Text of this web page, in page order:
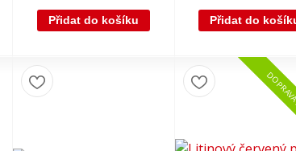
Přidat do košíku Přidat do